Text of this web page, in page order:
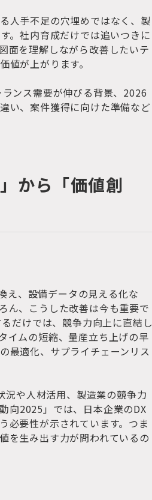
人手不足の穴埋めではなく、製
。社内育成だけでは追いつきに
面を理解しながら改善したいテ
が上がります。
ンス需要が伸びる背景、2026
い、案件獲得に向けた準備など
から「価値創
え、設備データの見える化な
ん、こうした改善は今も重要で
だけでは、競争力向上に直結し
イムの短縮、量産立ち上げの早
最適化、サプライチェーンリス
や人材活用、製造業の競争力
向2025」では、日本企業のDX
必要性が示されています。つま
を生み出す力が問われているの